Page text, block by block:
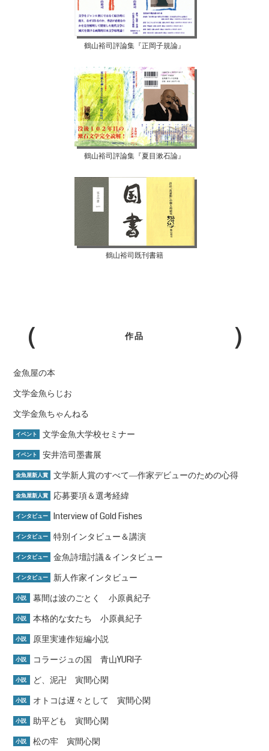
鶴山裕司評論集『正岡子規論』
鶴山裕司評論集『夏目漱石論』
鶴山裕司既刊書籍
作品
金魚屋の本
文学金魚らじお
文学金魚ちゃんねる
イベント 文学金魚大学校セミナー
イベント 安井浩司墨書展
金魚屋新人賞 文学新人賞のすべて―作家デビューのための心得
金魚屋新人賞 応募要項＆選考経緯
インタビュー Interview of Gold Fishes
インタビュー 特別インタビュー＆講演
インタビュー 金魚詩壇討議＆インタビュー
インタビュー 新人作家インタビュー
小説 幕間は波のごとく 小原眞紀子
小説 本格的な女たち 小原眞紀子
小説 原里実連作短編小説
小説 コラージュの国 青山YURI子
小説 ど、泥卍 寅間心閑
小説 オトコは遅々として 寅間心閑
小説 助平ども 寅間心閑
小説 松の牢 寅間心閑